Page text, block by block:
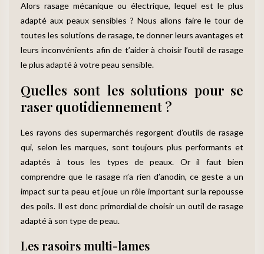
Alors rasage mécanique ou électrique, lequel est le plus
adapté aux peaux sensibles ? Nous allons faire le tour de
toutes les solutions de rasage, te donner leurs avantages et
leurs inconvénients afin de t’aider à choisir l’outil de rasage
le plus adapté à votre peau sensible.
Quelles sont les solutions pour se
raser quotidiennement ?
Les rayons des supermarchés regorgent d’outils de rasage
qui, selon les marques, sont toujours plus performants et
adaptés à tous les types de peaux. Or il faut bien
comprendre que le rasage n’a rien d’anodin, ce geste a un
impact sur ta peau et joue un rôle important sur la repousse
des poils. Il est donc primordial de choisir un outil de rasage
adapté à son type de peau.
Les rasoirs multi-lames